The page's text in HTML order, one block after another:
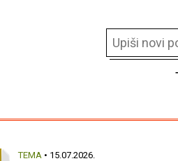
TEMA • 15.07.2026.